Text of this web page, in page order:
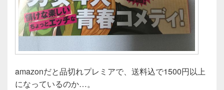
amazonだと品切れプレミアで、送料込で1500円以上
になっているのか…。